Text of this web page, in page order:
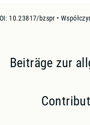
10.23817/bzspr •
Beiträge zur